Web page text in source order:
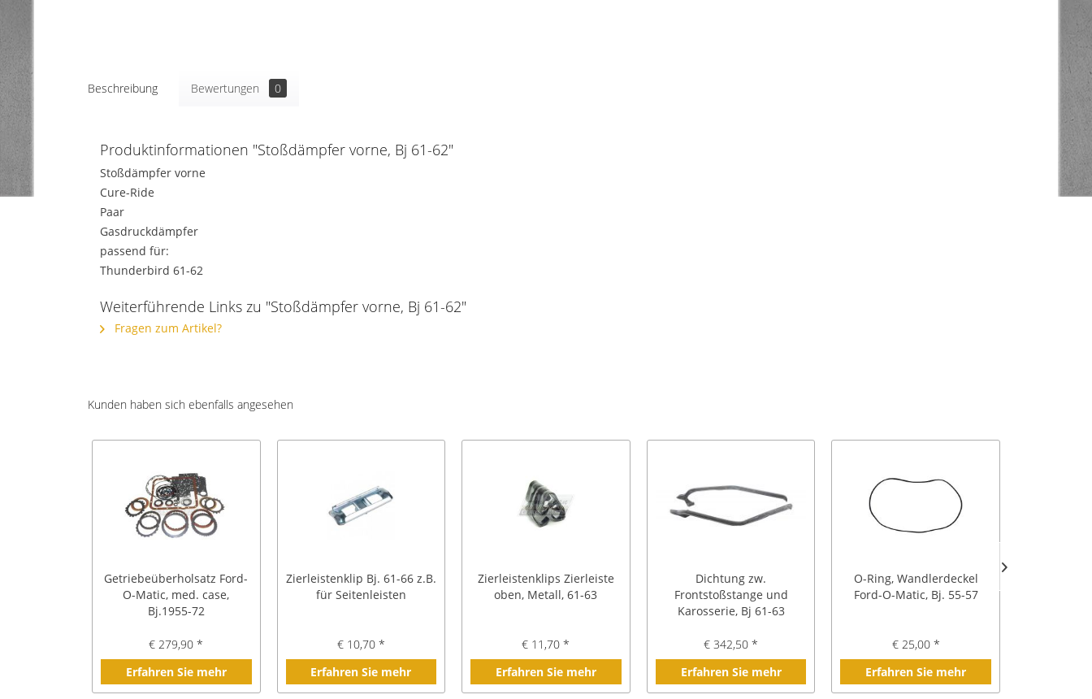
Beschreibung Bewertungen 0
Produktinformationen "Stoßdämpfer vorne, Bj 61-62"
Stoßdämpfer vorne
Cure-Ride
Paar
Gasdruckdämpfer
passend für:
Thunderbird 61-62
Weiterführende Links zu "Stoßdämpfer vorne, Bj 61-62"
Fragen zum Artikel?
Kunden haben sich ebenfalls angesehen
Getriebeüberholsatz Ford-
O-Matic, med. case,
Bj.1955-72
€ 279,90 *
Erfahren Sie mehr
Zierleistenklip Bj. 61-66 z.B.
für Seitenleisten
€ 10,70 *
Erfahren Sie mehr
Zierleistenklips Zierleiste
oben, Metall, 61-63
€ 11,70 *
Erfahren Sie mehr
Dichtung zw.
Frontstoßstange und
Karosserie, Bj 61-63
€ 342,50 *
Erfahren Sie mehr
O-Ring, Wandlerdeckel
Ford-O-Matic, Bj. 55-57
€ 25,00 *
Erfahren Sie mehr